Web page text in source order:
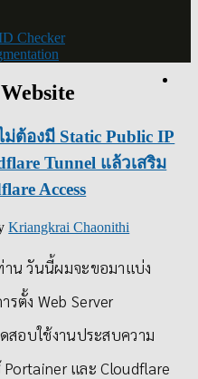
Checker
Website
ต้องมี Static Public IP
Tunnel แล้วเสริม
Access
Kriangkrai Chaonithi
น วันนี้ผมจะขอมาแบ่ง
ตั้ง Web Server
สอบใช้งานประสบความ
และ Cloudflare